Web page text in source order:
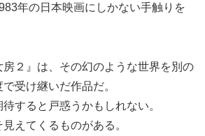
年の日本映画にしかない手触りを
２』は、その幻のような世界を別の
受け継いだ作品だ。
すると戸惑うかもしれない。
えてくるものがある。